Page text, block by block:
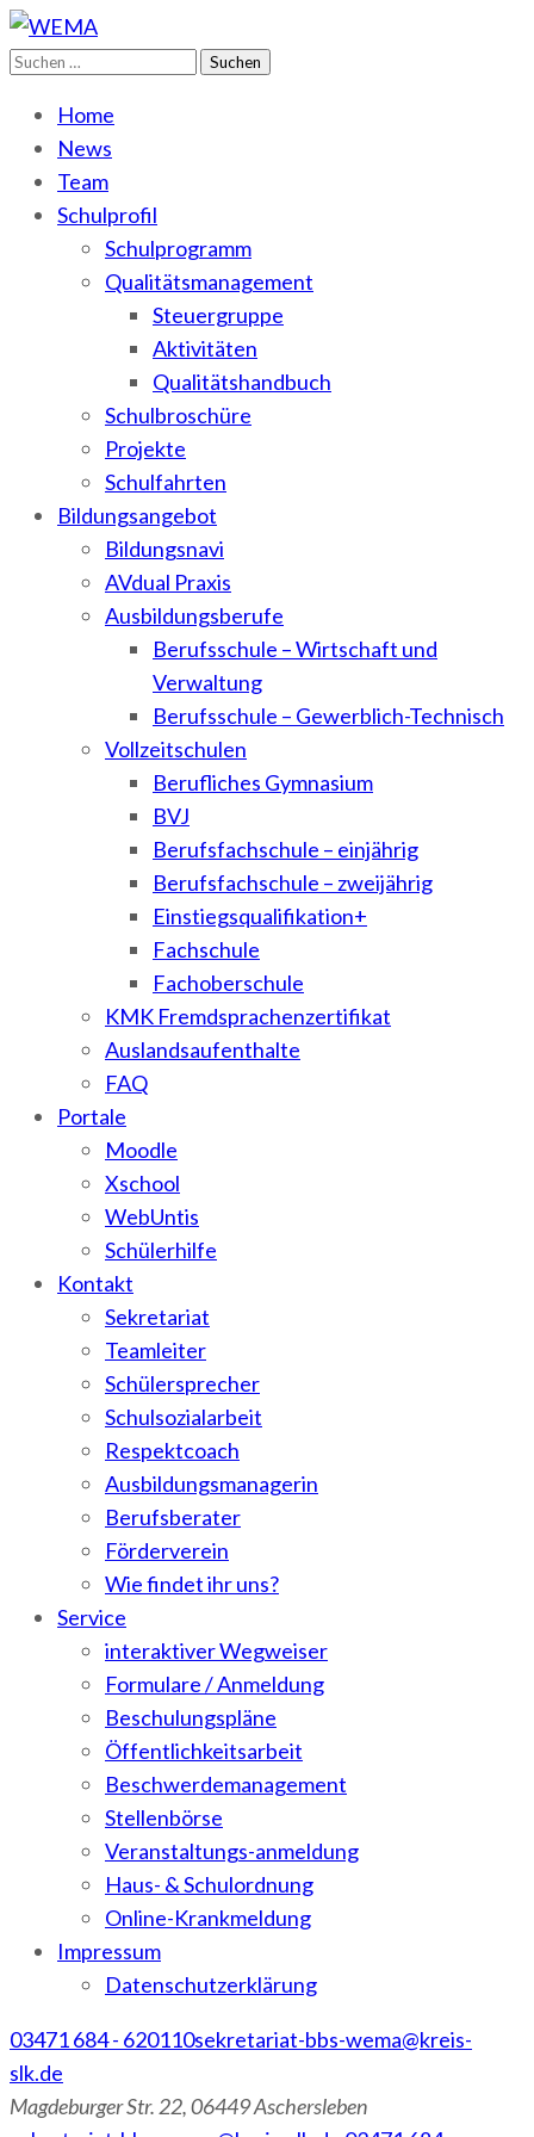
WEMA
BbS I des Salzlandkreises
Suchen
Home
News
Team
Schulprofil
Schulprogramm
Qualitätsmanagement
Steuergruppe
Aktivitäten
Qualitätshandbuch
Schulbroschüre
Projekte
Schulfahrten
Bildungsangebot
Bildungsnavi
AVdual Praxis
Ausbildungsberufe
Berufsschule – Wirtschaft und
Verwaltung
Berufsschule – Gewerblich-Technisch
Vollzeitschulen
Berufliches Gymnasium
BVJ
Berufsfachschule – einjährig
Berufsfachschule – zweijährig
Einstiegsqualifikation+
Fachschule
Fachoberschule
KMK Fremdsprachenzertifikat
Auslandsaufenthalte
FAQ
Portale
Moodle
Xschool
WebUntis
Schülerhilfe
Kontakt
Sekretariat
Teamleiter
Schülersprecher
Schulsozialarbeit
Respektcoach
Ausbildungsmanagerin
Berufsberater
Förderverein
Wie findet ihr uns?
Service
interaktiver Wegweiser
Formulare / Anmeldung
Beschulungspläne
Öffentlichkeitsarbeit
Beschwerdemanagement
Stellenbörse
Veranstaltungs-anmeldung
Haus- & Schulordnung
Online-Krankmeldung
Impressum
Datenschutzerklärung
03471 684 - 620110sekretariat-bbs-wema@kreis-
slk.de
Magdeburger Str. 22, 06449 Aschersleben